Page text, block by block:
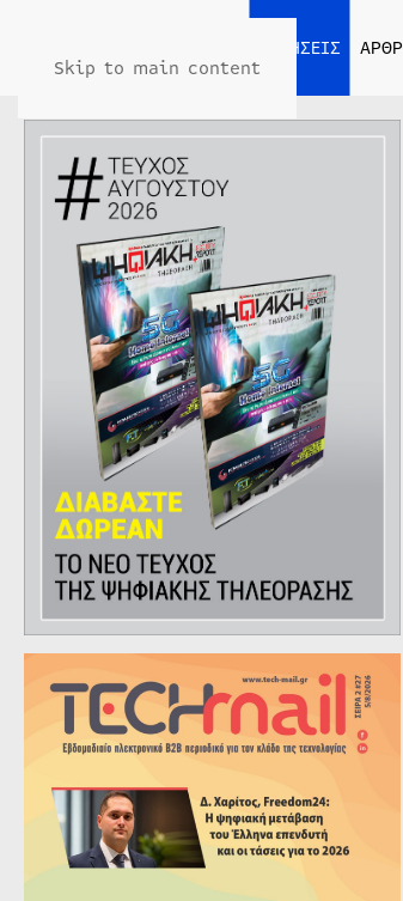
Skip to main content
ΕΙΔΗΣΕΙΣ